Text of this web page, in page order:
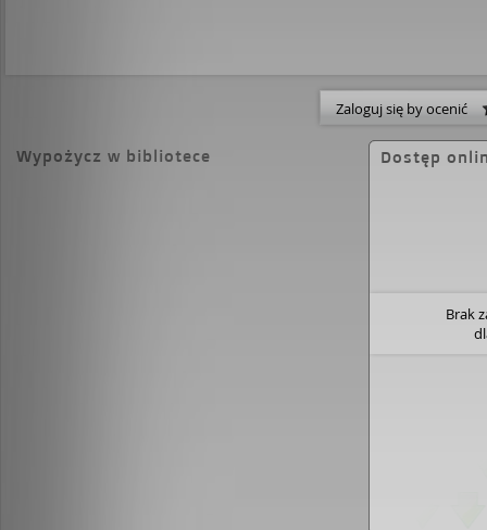
doświadczeniach, pokazuje, że dobry
perfekcyjny, ale zawsze może stawać się
lepszy.Poradnik ten oprócz wiedzy i
przypadków daje również możliwość
Na końcu każdego rozdziału znajduje się
rozmawiać z dzieckiem tak, aby słuchać i
budować w oczach dziecka swój
Zaloguj się by ocenić
Wypożycz w bibliotece Dostęp
Brak